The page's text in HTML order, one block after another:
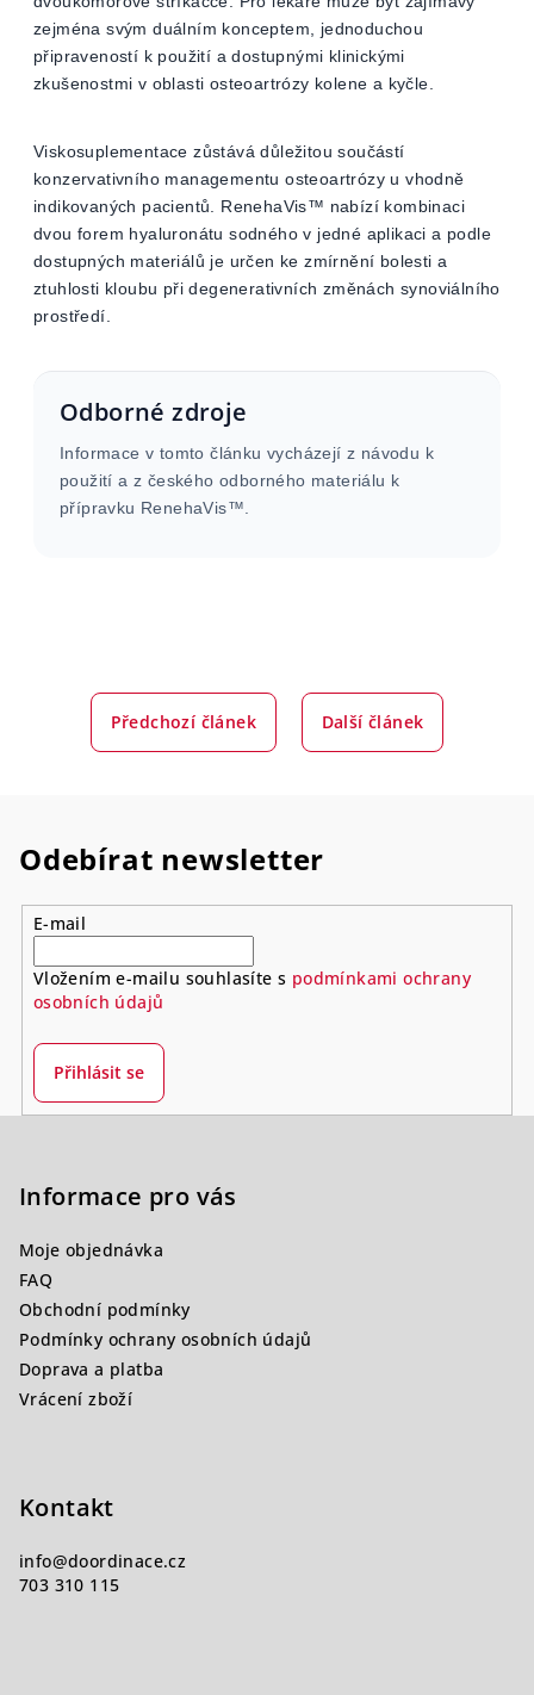
zejména svým duálním konceptem, jednoduchou
připraveností k použití a dostupnými klinickými
zkušenostmi v oblasti osteoartrózy kolene a kyčle.
Viskosuplementace zůstává důležitou součástí
konzervativního managementu osteoartrózy u vhodně
indikovaných pacientů. RenehaVis™ nabízí kombinaci
dvou forem hyaluronátu sodného v jedné aplikaci a podle
dostupných materiálů je určen ke zmírnění bolesti a
ztuhlosti kloubu při degenerativních změnách synoviálního
prostředí.
Odborné zdroje
Informace v tomto článku vycházejí z návodu k
použití a z českého odborného materiálu k
přípravku RenehaVis™.
Předchozí článek Další článek
Odebírat newsletter
E-mail
Vložením e-mailu souhlasíte s podmínkami ochrany
osobních údajů
Přihlásit se
Informace pro vás
Moje objednávka
FAQ
Obchodní podmínky
Podmínky ochrany osobních údajů
Doprava a platba
Vrácení zboží
Kontakt
info@doordinace.cz
703 310 115